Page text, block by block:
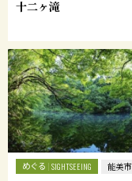
十二ヶ滝
めぐる SIGHTSEEING 能美市